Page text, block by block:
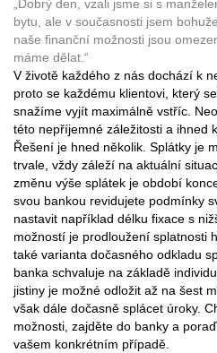
„Dobrý den, vzali jsme si s
bytu, ale v současnosti jsem
naše finanční možnosti jsou
máme dělat.“
V životě každého z nás dochází k
proto se každému klientovi, který
snažíme vyjít maximálně vstříc.
této nepříjemné záležitosti a ihned
Řešení je hned několik. Splátky je
trvale, vždy záleží na aktuální
změnu výše splátek je období
svou bankou revidujete podmínky
nastavit například délku fixace s
možností je prodloužení splatnosti
také varianta dočasného odkladu
banka schvaluje na základě
jistiny je možné odložit až na šest
však dále dočasně splácet úroky.
možnosti, zajděte do banky a
vašem konkrétním případě.